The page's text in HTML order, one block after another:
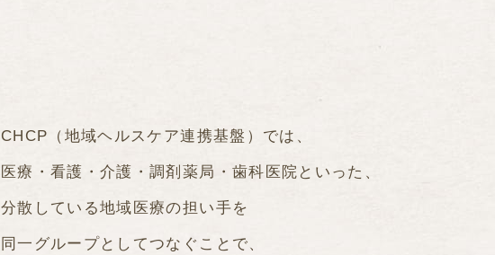
CHCP（地域ヘルスケア連携基盤）では、
医療・看護・介護・調剤薬局・歯科医院といった、
分散している地域医療の担い手を
同一グループとしてつなぐことで、